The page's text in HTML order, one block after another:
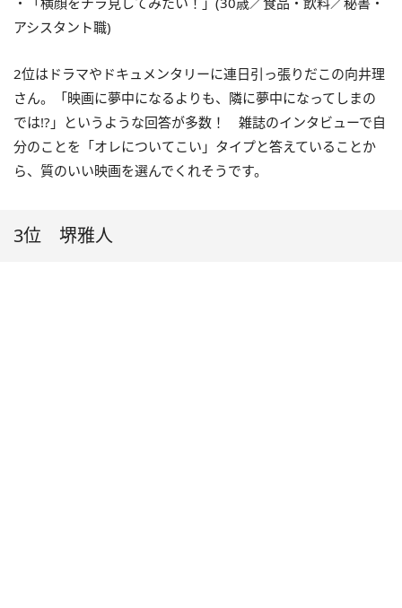
アシスタント職)
2位はドラマやドキュメンタリーに連日引っ張りだこの向井理
さん。「映画に夢中になるよりも、隣に夢中になってしまの
では!?」というような回答が多数！ 雑誌のインタビューで自
分のことを「オレについてこい」タイプと答えていることか
ら、質のいい映画を選んでくれそうです。
3位 堺雅人